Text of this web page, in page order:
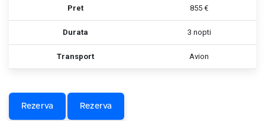
Pret 855 €
Durata 3 nopti
Transport Avion
Rezerva Rezerva